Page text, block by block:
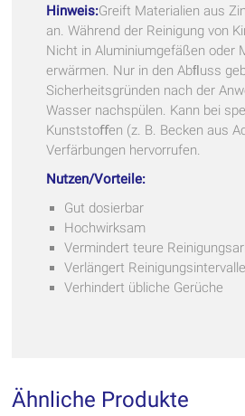
Hinweis:Greift Materialien aus
an. Während der Reinigung von
Nicht in Aluminiumgefäßen oder
erwärmen. Nur in den Abﬂuss
Sicherheitsgründen nach der
Wasser nachspülen. Kann bei
Kunststoﬀen (z. B. Becken aus
Verfärbungen hervorrufen.
Nutzen/Vorteile:
Gut dosierbar
Hochwirksam
Vermindert teure
Verlängert Reinigungsintervalle
Verhindert übliche Gerüche
Ähnliche Produkte